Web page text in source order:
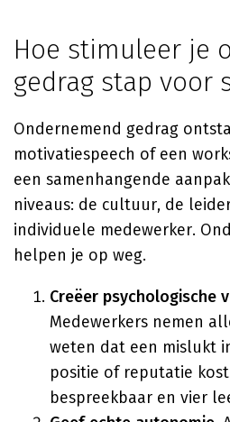
Hoe stimuleer je
gedrag stap voor
Ondernemend gedrag
motivatiespeech of een
een samenhangende
niveaus: de cultuur, de
individuele medewerker.
helpen je op weg.
Creëer psychologische
Medewerkers nemen
weten dat een mislukt
positie of reputatie
bespreekbaar en vier